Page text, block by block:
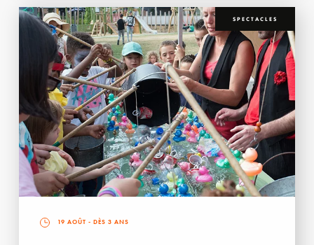
SPECTACLES
19 AOÛT - DÈS 3 ANS